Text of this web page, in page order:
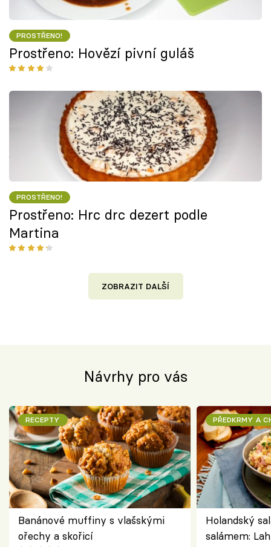
PROSTŘENO!
Prostřeno: Hovězí pivní guláš
PROSTŘENO!
Prostřeno: Hrc drc dezert podle
Martina
ZOBRAZIT DALŠÍ
Návrhy pro vás
RECEPTY
Banánové muffiny s vlašskými
ořechy a skořicí
PŘEDKRMY A
Holandský
salámem: